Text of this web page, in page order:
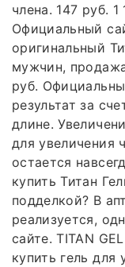
члена. 147 руб.
Официальный
оригинальный
мужчин,
руб.
результат за
длине.
для увеличения
остается
купить Титан
подделкой? В
реализуется,
сайте. TITAN
купить гель для